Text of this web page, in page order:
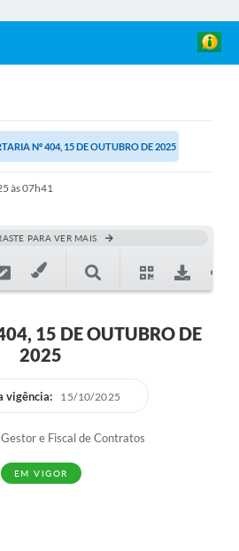
Nº 404, 15 DE OUTUBRO DE 2025
às 07h41
PARA VER MAIS
15 DE OUTUBRO DE
2025
vigência: 15/10/2025
Gestor e Fiscal de Contratos
EM VIGOR